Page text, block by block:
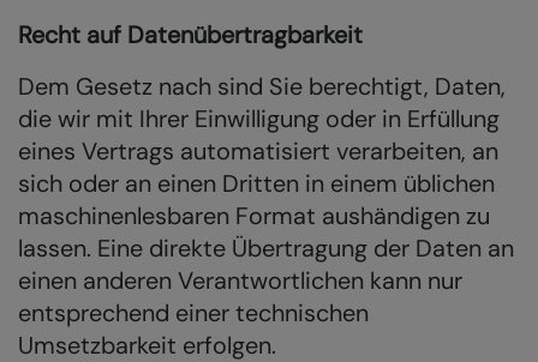
Recht auf Datenübertragbarkeit
Dem Gesetz nach sind Sie berechtigt, Daten,
die wir mit Ihrer Einwilligung oder in Erfüllung
eines Vertrags automatisiert verarbeiten, an
sich oder an einen Dritten in einem üblichen
maschinenlesbaren Format aushändigen zu
lassen. Eine direkte Übertragung der Daten an
einen anderen Verantwortlichen kann nur
entsprechend einer technischen
Umsetzbarkeit erfolgen.